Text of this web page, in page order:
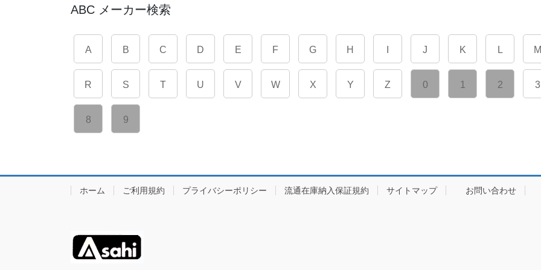
ABC メーカー検索
A B C D E F G H J K L M
R S T U V W X Y Z 0 1 2 3
8 9
ホーム ご利用規約 プライバシーポリシー 流通在庫納入保証規約 サイトマップ お問い合わせ